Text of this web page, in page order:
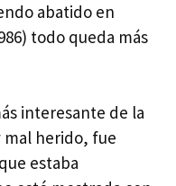
abatido en
todo queda más
interesante de la
herido, fue
estaba